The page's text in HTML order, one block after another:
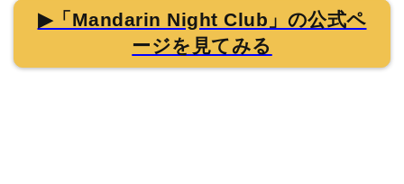
▶「Mandarin Night Club」の公式ペ
ージを見てみる